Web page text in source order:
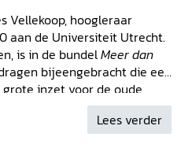
Vellekoop, hoogleraar
aan de Universiteit Utrecht.
is in de bundelMeer dan
bijeengebracht die een
inzet voor de oude
De auteurs van
aspecten van de
Lees verder